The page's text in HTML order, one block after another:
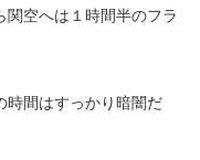
関空へは１時間半のフラ
時間はすっかり暗闇だ